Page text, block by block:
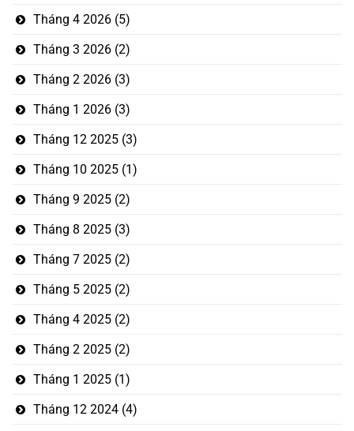
Tháng 4 2026 (5)
Tháng 3 2026 (2)
Tháng 2 2026 (3)
Tháng 1 2026 (3)
Tháng 12 2025 (3)
Tháng 10 2025 (1)
Tháng 9 2025 (2)
Tháng 8 2025 (3)
Tháng 7 2025 (2)
Tháng 5 2025 (2)
Tháng 4 2025 (2)
Tháng 2 2025 (2)
Tháng 1 2025 (1)
Tháng 12 2024 (4)